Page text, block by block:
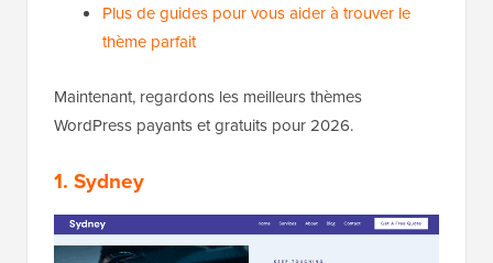
Plus de guides pour vous aider à trouver le
thème parfait
Maintenant, regardons les meilleurs thèmes
WordPress payants et gratuits pour 2026.
1. Sydney